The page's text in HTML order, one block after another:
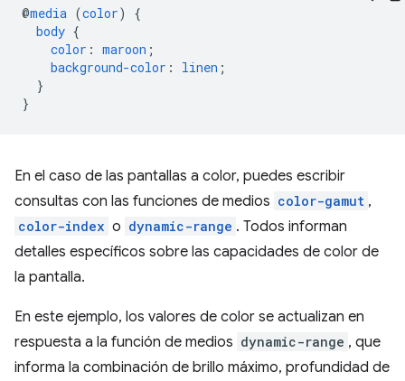
@media (color)
{
body {
color : maroon ;
background-color : linen ;
}
}
En el caso de las pantallas a color, puedes escribir
consultas con las funciones de medios color-gamut ,
color-index o dynamic-range . Todos informan
detalles específicos sobre las capacidades de color de
la pantalla.
En este ejemplo, los valores de color se actualizan en
respuesta a la función de medios dynamic-range , que
informa la combinación de brillo máximo, profundidad de